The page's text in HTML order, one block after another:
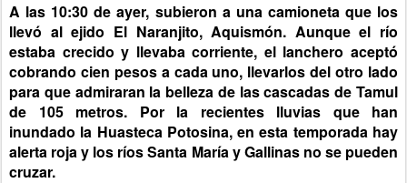
A las 10:30 de ayer, subieron a una camioneta que los
llevó al ejido El Naranjito, Aquismón. Aunque el río
estaba crecido y llevaba corriente, el lanchero aceptó
cobrando cien pesos a cada uno, llevarlos del otro lado
para que admiraran la belleza de las cascadas de Tamul
de 105 metros. Por la recientes lluvias que han
inundado la Huasteca Potosina, en esta temporada hay
alerta roja y los ríos Santa María y Gallinas no se pueden
cruzar.